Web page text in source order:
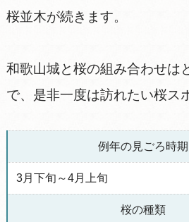
桜並木が続きます。
和歌山城と桜の組み合わせは
で、是非一度は訪れたい桜ス
​例年の見ごろ時期
3月下旬～4月上旬
桜の種類